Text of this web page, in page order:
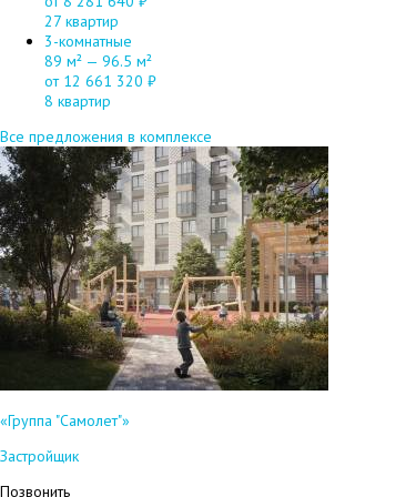
27 квартир
3-комнатные
89 м² — 96.5 м²
от 12 661 320 ₽
8 квартир
Все предложения в комплексе
«Группа "Самолет"»
Застройщик
Позвонить